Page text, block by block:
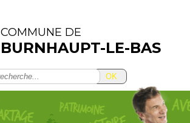
COMMUNE DE
BURNHAUPT-LE-BAS
OK